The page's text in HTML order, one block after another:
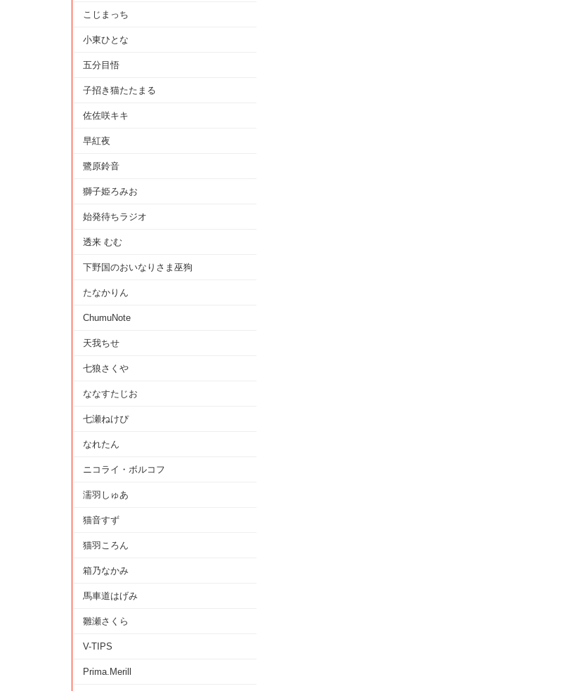
こじまっち
小東ひとな
五分目悟
子招き猫たたまる
佐佐咲キキ
早紅夜
鷺原鈴音
獅子姫ろみお
始発待ちラジオ
透来 むむ
下野国のおいなりさま巫狗
たなかりん
ChumuNote
天我ちせ
七狼さくや
ななすたじお
七瀬ねけぴ
なれたん
ニコライ・ボルコフ
濡羽しゅあ
猫音すず
猫羽ころん
箱乃なかみ
馬車道はげみ
雛瀬さくら
V-TIPS
Prima.Merill